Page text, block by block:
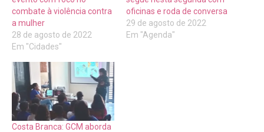
combate à violência contra
a mulher
28 de agosto de 2022
Em "Cidades"
oficinas e roda de conversa
29 de agosto de 2022
Em "Agenda"
Costa Branca: GCM aborda